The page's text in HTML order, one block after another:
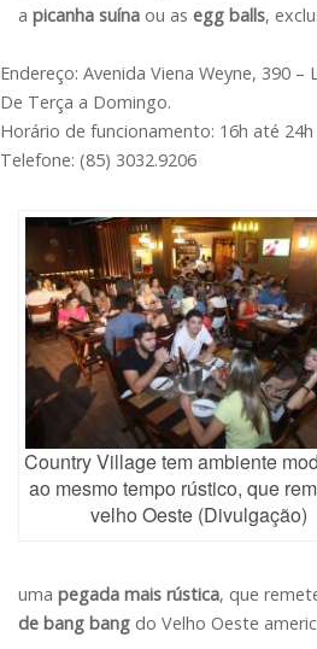
a picanha suína ou as egg balls,
Endereço: Avenida Viena Weyne, 390 –
De Terça a Domingo.
Horário de funcionamento: 16h até 24h
Telefone: (85) 3032.9206
Country Village tem ambiente
ao mesmo tempo rústico, que
velho Oeste (Divulgação)
uma pegada mais rústica, que
de bang bang do Velho Oeste